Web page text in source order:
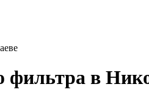
фильтра в